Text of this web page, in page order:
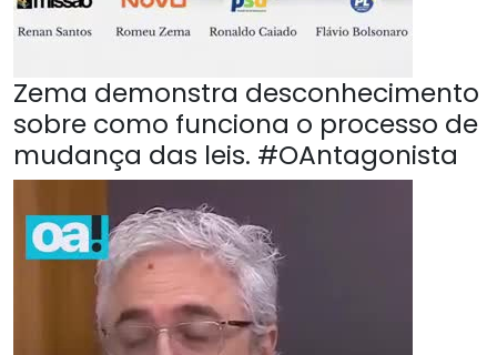
Zema demonstra desconhecimento
sobre como funciona o processo de
mudança das leis. #OAntagonista